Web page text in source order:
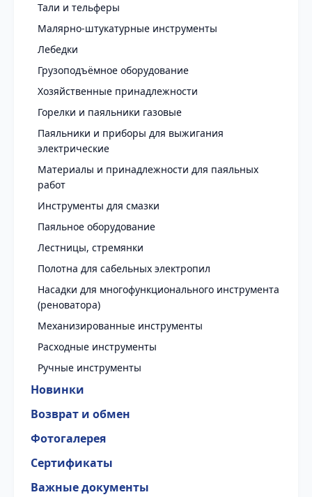
Тали и тельферы
Малярно-штукатурные инструменты
Лебедки
Грузоподъёмное оборудование
Хозяйственные принадлежности
Горелки и паяльники газовые
Паяльники и приборы для выжигания
электрические
Материалы и принадлежности для паяльных
работ
Инструменты для смазки
Паяльное оборудование
Лестницы, стремянки
Полотна для сабельных электропил
Насадки для многофункционального инструмента
(реноватора)
Механизированные инструменты
Расходные инструменты
Ручные инструменты
Новинки
Возврат и обмен
Фотогалерея
Сертификаты
Важные документы